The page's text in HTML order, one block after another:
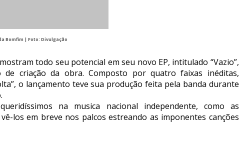
Bomfim | Foto: Divulgação
todo seu potencial em seu novo EP, intitulado “Vazio”,
criação da obra. Composto por quatro faixas inéditas,
o lançamento teve sua produção feita pela banda durante
na musica nacional independente, como as
los em breve nos palcos estreando as imponentes canções